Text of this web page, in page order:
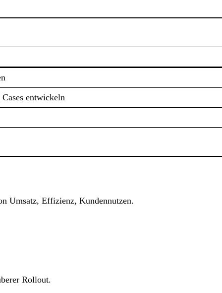
entwickeln
Umsatz, Effizienz, Kundennutzen.
Rollout.